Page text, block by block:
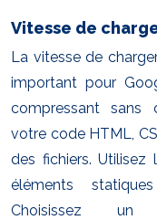
Vitesse de
La vitesse de
important pour
compressant sans
votre code HTML,
des fichiers.
éléments
Choisissez un